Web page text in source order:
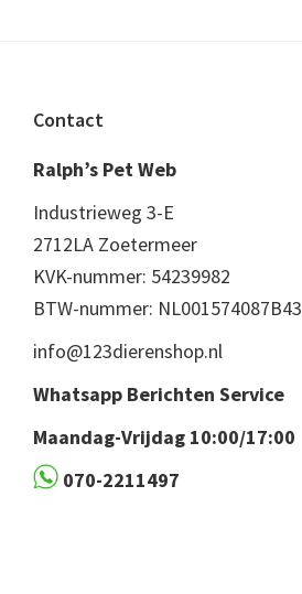
Footer
Contact
Ralph’s Pet Web
Industrieweg 3-E
2712LA Zoetermeer
KVK-nummer: 54239982
BTW-nummer: NL001574087B43
info@123dierenshop.nl
Whatsapp Berichten Service
Maandag-Vrijdag 10:00/17:00
070-2211497